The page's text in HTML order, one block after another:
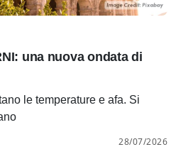
una nuova ondata di
le temperature e afa. Si
28/07/2026